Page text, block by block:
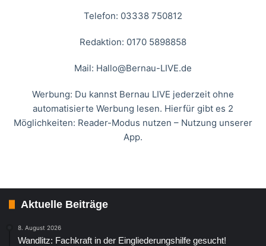
Telefon: 03338 750812
Redaktion: 0170 5898858
Mail: Hallo@Bernau-LIVE.de
Werbung: Du kannst Bernau LIVE jederzeit ohne
automatisierte Werbung lesen. Hierfür gibt es 2
Möglichkeiten: Reader-Modus nutzen – Nutzung unserer
App.
Aktuelle Beiträge
8. August 2026
Wandlitz: Fachkraft in der Eingliederungshilfe gesucht!